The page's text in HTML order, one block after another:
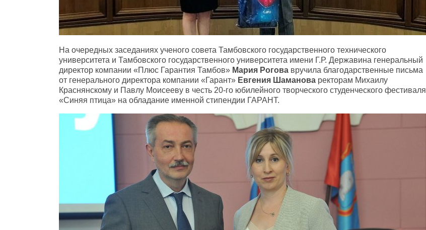
На очередных заседаниях ученого совета Тамбовского государственного технического
университета и Тамбовского государственного университета имени Г.Р. Державина генеральный
директор компании «Плюс Гарантия Тамбов» Мария Рогова вручила благодарственные письма
от генерального директора компании «Гарант» Евгения Шаманова ректорам Михаилу
Краснянскому и Павлу Моисееву в честь 20-го юбилейного творческого студенческого фестиваля
«Синяя птица» на обладание именной стипендии ГАРАНТ.